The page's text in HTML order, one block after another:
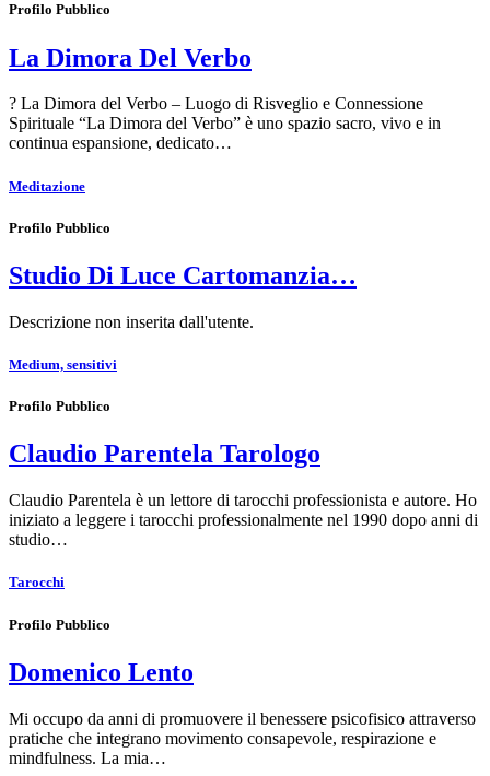
Profilo Pubblico
La Dimora Del Verbo
? La Dimora del Verbo – Luogo di Risveglio e Connessione
Spirituale “La Dimora del Verbo” è uno spazio sacro, vivo e in
continua espansione, dedicato…
Meditazione
Profilo Pubblico
Studio Di Luce Cartomanzia…
Descrizione non inserita dall'utente.
Medium, sensitivi
Profilo Pubblico
Claudio Parentela Tarologo
Claudio Parentela è un lettore di tarocchi professionista e autore. Ho
iniziato a leggere i tarocchi professionalmente nel 1990 dopo anni di
studio…
Tarocchi
Profilo Pubblico
Domenico Lento
Mi occupo da anni di promuovere il benessere psicofisico attraverso
pratiche che integrano movimento consapevole, respirazione e
mindfulness. La mia…